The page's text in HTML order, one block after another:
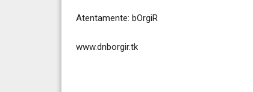
Atentamente: bOrgiR
www.dnborgir.tk